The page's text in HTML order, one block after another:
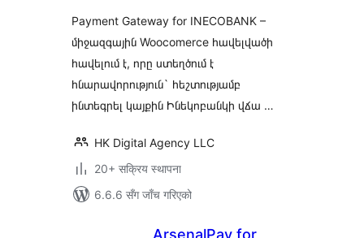
Payment Gateway for INECOBANK –
միջազգային Woocomerce հավելվածի
հավելում է, որը ստեղծում է
հնարավորություն` հեշտությամբ
ինտեգրել կայքին Ինեկոբանկի վճա …
HK Digital Agency LLC
20+ सक्रिय स्थापना
6.6.6 सँग जाँच गरिएको
ArsenalPay for